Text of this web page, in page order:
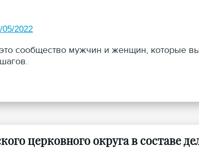
05/2022
сообщество мужчин и женщин, которые
церковного округа в составе